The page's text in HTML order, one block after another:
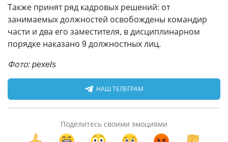
Также принят ряд кадровых решений: от
занимаемых должностей освобождены командир
части и два его заместителя, в дисциплинарном
порядке наказано 9 должностных лиц.
Фото: pexels
НАШ ТЕЛЕГРАМ
Поделитесь своими эмоциями